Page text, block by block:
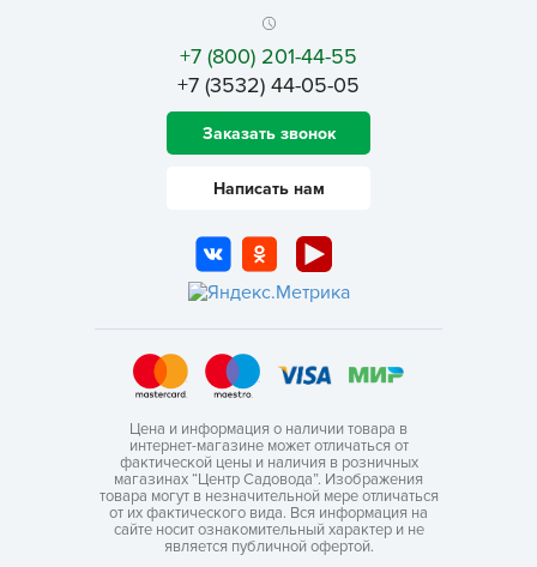
+7 (800) 201-44-55
+7 (3532) 44-05-05
Заказать звонок
Написать нам
Цена и информация о наличии товара в
интернет-магазине может отличаться от
фактической цены и наличия в розничных
магазинах “Центр Садовода”. Изображения
товара могут в незначительной мере отличаться
от их фактического вида. Вся информация на
сайте носит ознакомительный характер и не
является публичной офертой.